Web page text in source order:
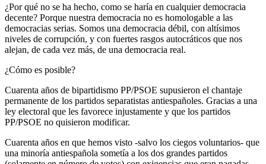
¿Por qué no se ha hecho, como se haría en cualquier democracia
decente? Porque nuestra democracia no es homologable a las
democracias serias. Somos una democracia débil, con altísimos
niveles de corrupción, y con fuertes rasgos autocráticos que nos
alejan, de cada vez más, de una democracia real.
¿Cómo es posible?
Cuarenta años de bipartidismo PP/PSOE supusieron el chantaje
permanente de los partidos separatistas antiespañoles. Gracias a una
ley electoral que les favorece injustamente y que los partidos
PP/PSOE no quisieron modificar.
Cuarenta años en que hemos visto -salvo los ciegos voluntarios- que
una minoría antiespañola sometía a los dos grandes partidos